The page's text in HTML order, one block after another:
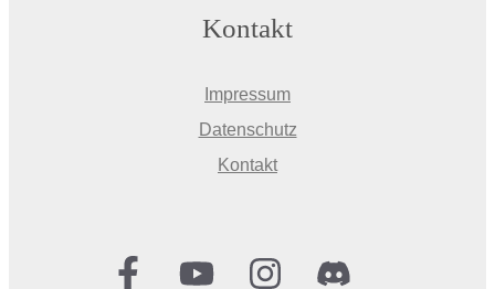
Kontakt
Impressum
Datenschutz
Kontakt